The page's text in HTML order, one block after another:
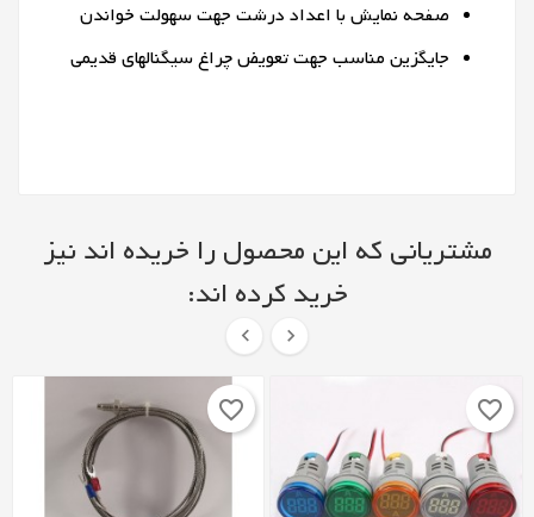
صفحه نمایش با اعداد درشت جهت سهولت خواندن
جایگزین مناسب جهت تعویض چراغ سیگنالهای قدیمی
مشتریانی که این محصول را خریده اند نیز
خرید کرده اند:
 
favorite_border favorite_border